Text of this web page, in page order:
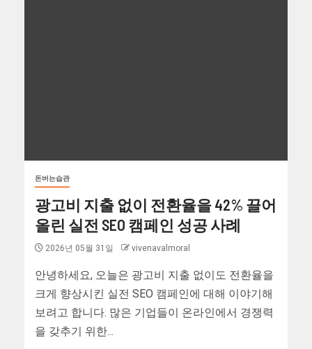
돈버는습관
광고비 지출 없이 전환율을 42% 끌어
올린 실전 SEO 캠페인 성공 사례
2026년 05월 31일 vivenavalmoral
안녕하세요, 오늘은 광고비 지출 없이도 전환율을
크게 향상시킨 실전 SEO 캠페인에 대해 이야기해
보려고 합니다. 많은 기업들이 온라인에서 경쟁력
을 갖추기 위한...